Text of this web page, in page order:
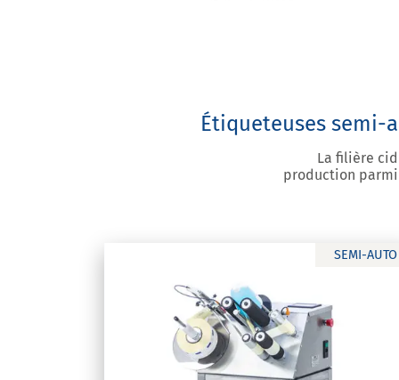
Étiqueteuses semi-
La filière
production parmi
SEMI-AUTO
Ninette 2